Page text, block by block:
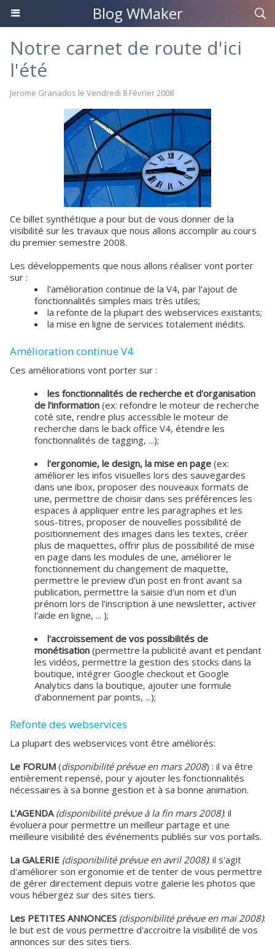
Blog WMaker
Notre carnet de route d'ici
l'été
Jerome Granados le Vendredi 8 Février 2008
Ce billet synthétique a pour but de vous donner de la
visibilité sur les travaux que nous allons accomplir au cours
du premier semestre 2008.
Les développements que nous allons réaliser vont porter
sur :
l'amélioration continue de la V4, par l'ajout de
fonctionnalités simples mais très utiles;
la refonte de la plupart des webservices existants;
la mise en ligne de services totalement inédits.
Amélioration continue V4
Ces améliorations vont porter sur :
les fonctionnalités de recherche et d'organisation
de l'information (ex: refondre le moteur de recherche
coté site, rendre plus accessible le moteur de
recherche dans le back office V4, étendre les
fonctionnalités de tagging, ...);
l'ergonomie, le design, la mise en page (ex:
améliorer les infos visuelles lors des sauvegardes
dans une ibox, proposer des nouveaux formats de
une, permettre de choisir dans ses préférences les
espaces à appliquer entre les paragraphes et les
sous-titres, proposer de nouvelles possibilité de
positionnement des images dans les textes, créer
plus de maquettes, offrir plus de possibilité de mise
en page dans les modules de une, améliorer le
fonctionnement du changement de maquette,
permettre le preview d'un post en front avant sa
publication, permettre la saisie d'un nom et d'un
prénom lors de l'inscription à une newsletter, activer
l'aide en ligne, ... );
l'accroissement de vos possibilités de
monétisation (permettre la publicité avant et pendant
les vidéos, permettre la gestion des stocks dans la
boutique, intégrer Google checkout et Google
Analytics dans la boutique, ajouter une formule
d'abonnement par points, ...);
Refonte des webservices
La plupart des webservices vont être améliorés:
Le FORUM (disponibilité prévue en mars 2008) : il va être
entièrement repensé, pour y ajouter les fonctionnalités
nécessaires à sa bonne gestion et à sa bonne animation.
L'AGENDA(disponibilité prévue à la fin mars 2008): il
évoluera pour permettre un meilleur partage et une
meilleure visibilité des événements publiés sur vos portails.
La GALERIE (disponibilité prévue en avril 2008): il s'agit
d'améliorer son ergonomie et de tenter de vous permettre
de gérer directement depuis votre galerie les photos que
vous hébergez sur des sites tiers.
Les PETITES ANNONCES (disponibilité prévue en mai 2008):
le but est de vous permettre d'accroitre la visibilité de vos
annonces sur des sites tiers.